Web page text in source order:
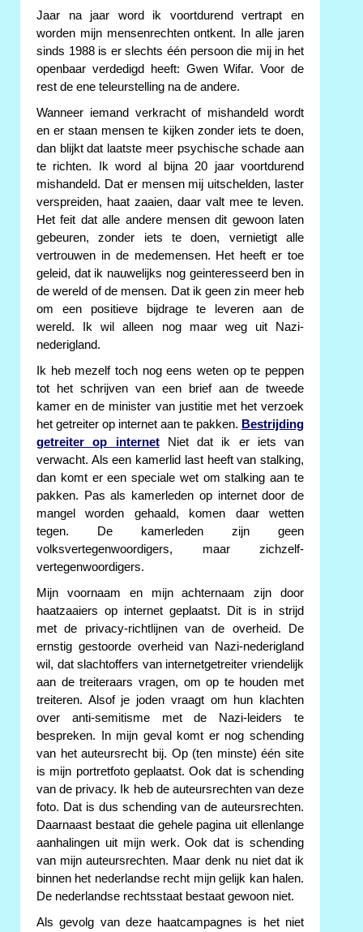
Jaar na jaar word ik voortdurend vertrapt en
worden mijn mensenrechten ontkent. In alle jaren
sinds 1988 is er slechts één persoon die mij in het
openbaar verdedigd heeft: Gwen Wifar. Voor de
rest de ene teleurstelling na de andere.
Wanneer iemand verkracht of mishandeld wordt
en er staan mensen te kijken zonder iets te doen,
dan blijkt dat laatste meer psychische schade aan
te richten. Ik word al bijna 20 jaar voortdurend
mishandeld. Dat er mensen mij uitschelden, laster
verspreiden, haat zaaien, daar valt mee te leven.
Het feit dat alle andere mensen dit gewoon laten
gebeuren, zonder iets te doen, vernietigt alle
vertrouwen in de medemensen. Het heeft er toe
geleid, dat ik nauwelijks nog geinteresseerd ben in
de wereld of de mensen. Dat ik geen zin meer heb
om een positieve bijdrage te leveren aan de
wereld. Ik wil alleen nog maar weg uit Nazi-
nederigland.
Ik heb mezelf toch nog eens weten op te peppen
tot het schrijven van een brief aan de tweede
kamer en de minister van justitie met het verzoek
het getreiter op internet aan te pakken. Bestrijding
getreiter op internetNiet dat ik er iets van
verwacht. Als een kamerlid last heeft van stalking,
dan komt er een speciale wet om stalking aan te
pakken. Pas als kamerleden op internet door de
mangel worden gehaald, komen daar wetten
tegen. De kamerleden zijn geen
volksvertegenwoordigers, maar zichzelf-
vertegenwoordigers.
Mijn voornaam en mijn achternaam zijn door
haatzaaiers op internet geplaatst. Dit is in strijd
met de privacy-richtlijnen van de overheid. De
ernstig gestoorde overheid van Nazi-nederigland
wil, dat slachtoffers van internetgetreiter vriendelijk
aan de treiteraars vragen, om op te houden met
treiteren. Alsof je joden vraagt om hun klachten
over anti-semitisme met de Nazi-leiders te
bespreken. In mijn geval komt er nog schending
van het auteursrecht bij. Op (ten minste) één site
is mijn portretfoto geplaatst. Ook dat is schending
van de privacy. Ik heb de auteursrechten van deze
foto. Dat is dus schending van de auteursrechten.
Daarnaast bestaat die gehele pagina uit ellenlange
aanhalingen uit mijn werk. Ook dat is schending
van mijn auteursrechten. Maar denk nu niet dat ik
binnen het nederlandse recht mijn gelijk kan halen.
De nederlandse rechtsstaat bestaat gewoon niet.
Als gevolg van deze haatcampagnes is het niet